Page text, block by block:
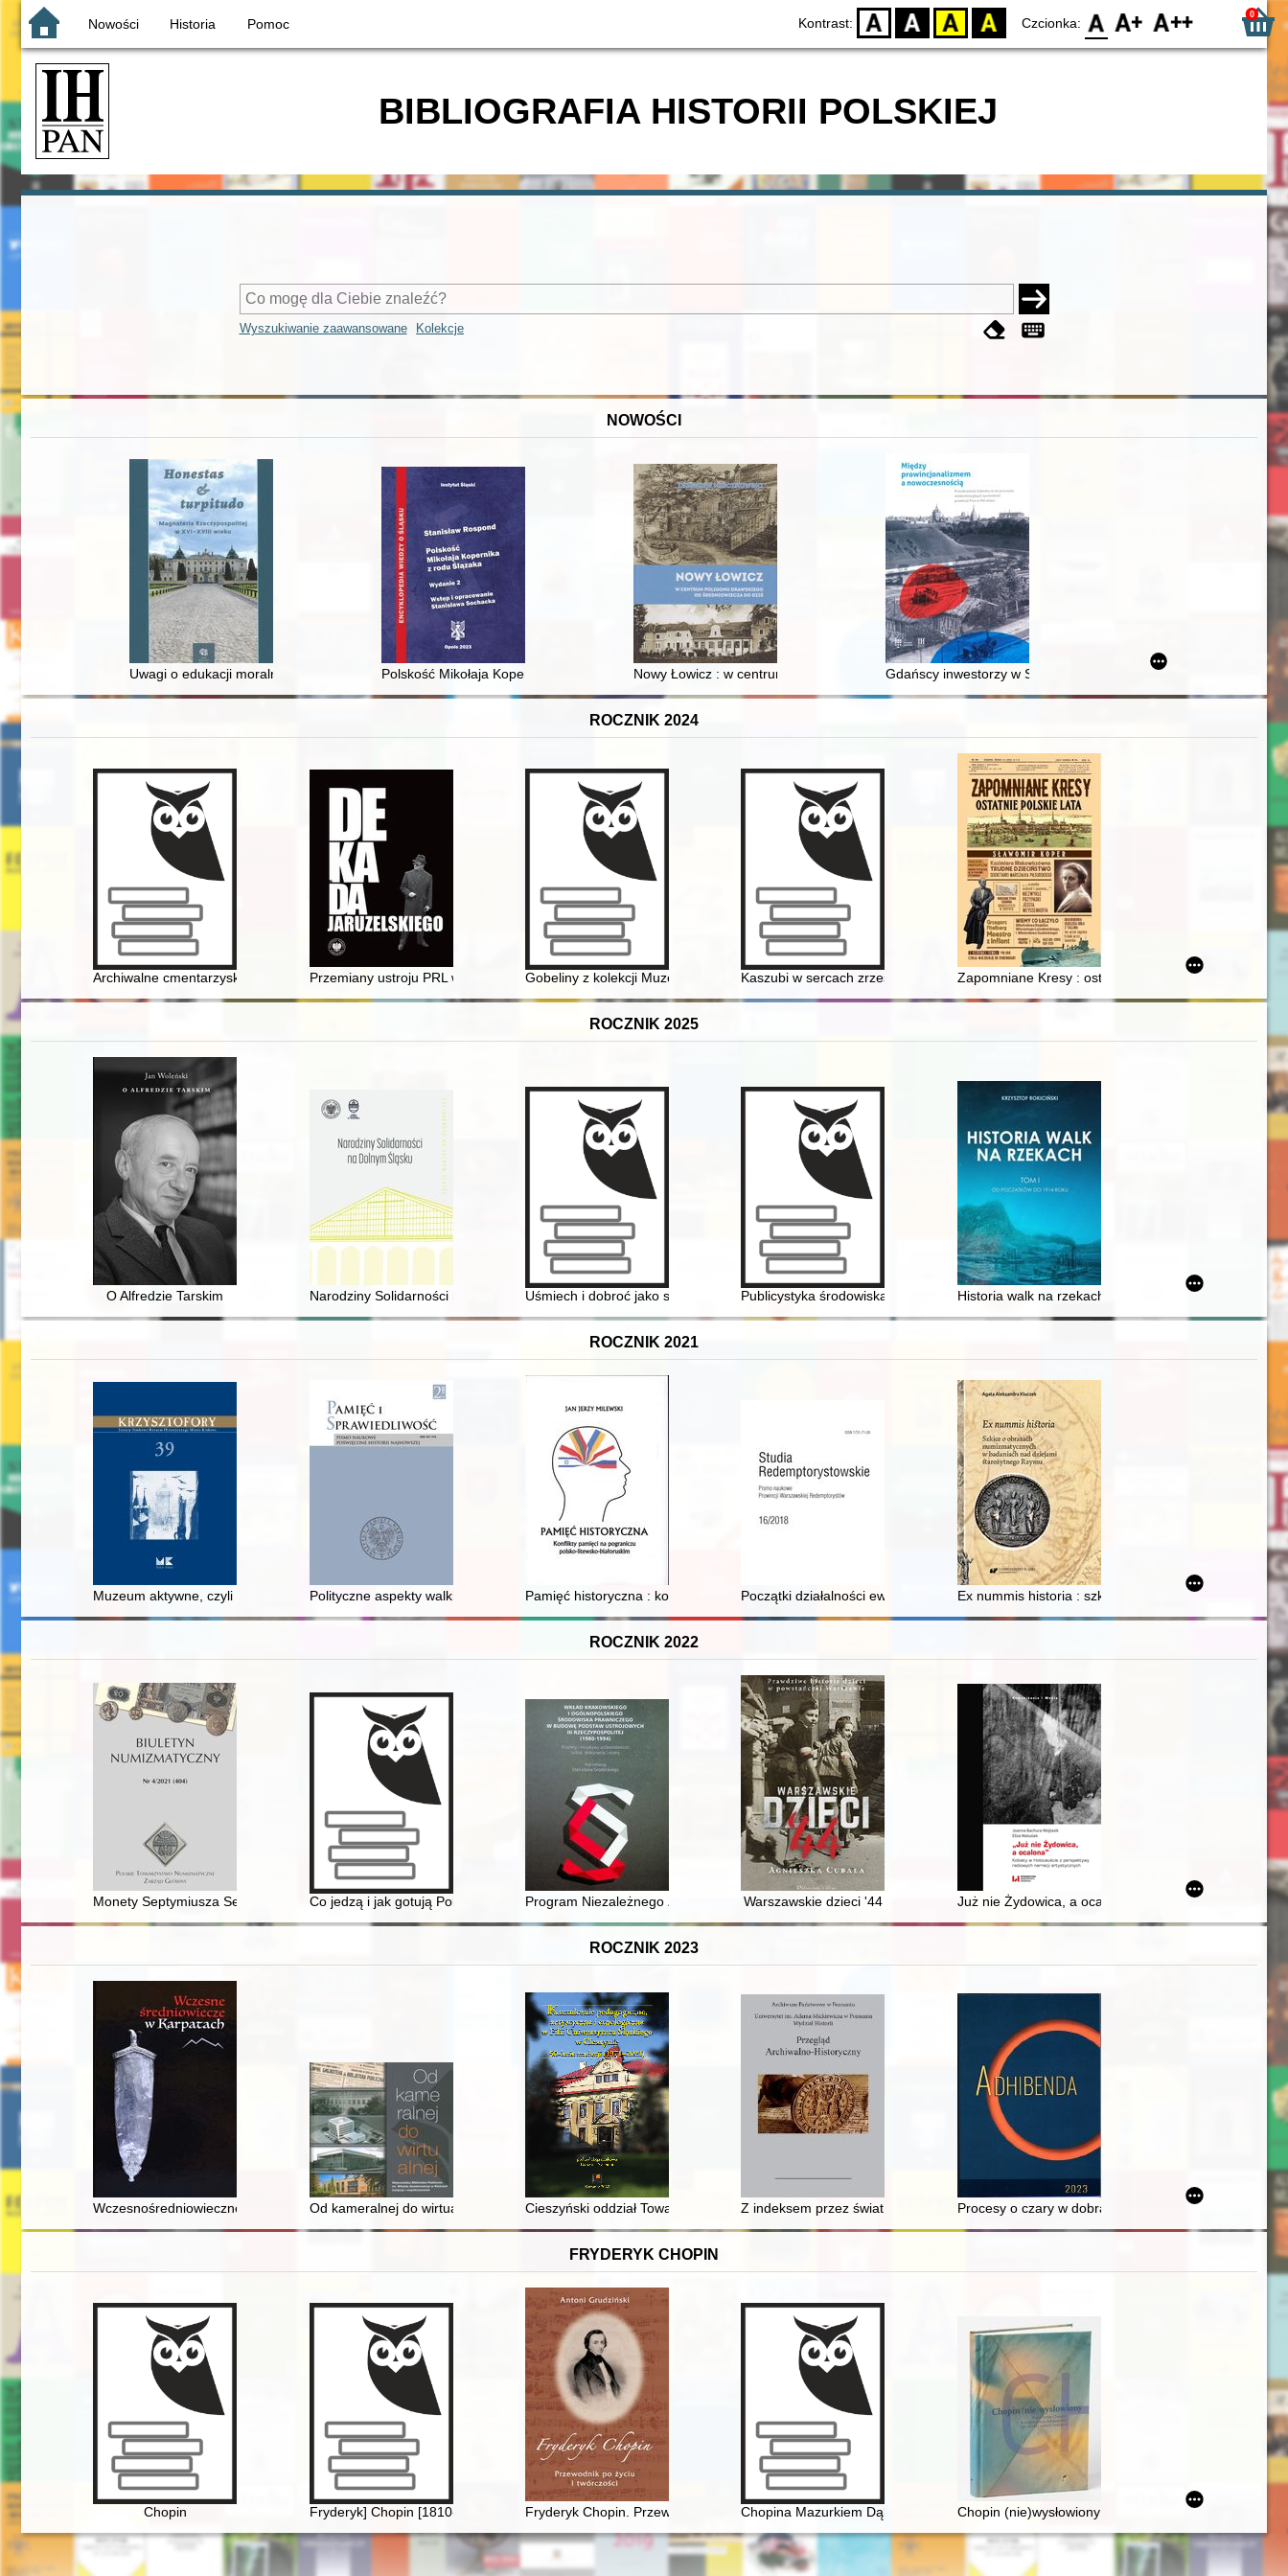
Nowości Historia Pomoc Kontrast: D BW YB BY Czcionka: F0 F1 F2 0
BIBLIOGRAFIA HISTORII POLSKIEJ
Wyszukiwanie zaawansowane Kolekcje
NOWOŚCI
Uwagi o edukacji moralnej synów szlacheckich w XVI-wiecznej Rzeczypospolitej
Polskość Mikołaja Kopernika z rodu ŚlązakaNowy Łowicz : w centrum poligonu drawskiego od średniowiecza do dziśGdańscy inwestorzy w Sopocie : prestiż finansowy i towarzyski
ROCZNIK 2024
Archiwalne cmentarzysko w Zalcu (dawn. Salza, Kr. Lötzen) na Pojezierzu Mrągowskim odkryte na nowo : analiza zabytków z współczesnych badań powierzchniowych = Archival cemetery at
Przemiany ustroju PRL w latach osiemdziesiątychGobeliny z kolekcji Muzeum Jana Kochanowskiego w CzarnolesieKaszubi w sercach zrzeszeni od 2006 roku : piętnastolecie powstania Oddziału
Zapomniane Kresy : ostatnie polskie lata
ROCZNIK 2025
O Alfredzie Tarskim Narodziny Solidarności na Dolnym ŚląskuUśmiech i dobroć jako sposób komunikacji w parafii pw. św. Michała Archanioła w Lipuszu
Publicystyka środowiska Niezależnej Grupy Politycznej i Ruchu Narodowego w latach 70.
Historia walk na rzekach. T. 1,
ROCZNIK 2021
Muzeum aktywne, czyli Słów kilka o społecznej odpowiedzialności instytucji muzealnych i innych wyzwaniach współczesności stojących przed nimi
Polityczne aspekty walki o kształt granicy wschodniej II Rzeczypospolitej : (1918 - kwiecień 1920 r.)
Pamięć historyczna : konflikty pamięci na pograniczu polsko-litewsko-białoruskim
Początki działalności ewangelizacyjnej Zgromadzenia Najświętszego Odkupiciela w
Ex nummis historia : szkice o obrazach
ROCZNIK 2022
Monety Septymiusza Sewera z utensyliami augurów i wyobrażeniem jego synów jako przykład polityki dynastycznej władcy
Co jedzą i jak gotują Polacy na Brasławszczyźnie? : słownictwo i słowotwórstwo gwarowe = What do Poles in Braslaw region eat and how do they cook? :
Program Niezależnego Zrzeszenia Studentów jako wsparcie dla działań "Solidarności" w procesie reformowania Polski
Warszawskie dzieci '44 Już nie Żydowica, a ocalona" : kobiety w
ROCZNIK 2023
Wczesnośredniowieczne grodziska w Bojnej : 15 lat badań archeologicznych
Od kameralnej do wirtualnej : Wojewódzka Biblioteka Publiczna im. Witolda Gombrowicza w Kielcach : tradycja i współczesność
Cieszyński oddział Towarzystwa Miłośników Języka Polskiego
Z indeksem przez świat - recenzja] Procesy o czary w dobrach międzychodzkich Unrugów
FRYDERYK CHOPIN
Chopin Fryderyk] Chopin [1810-1849] i George Sand [1804-1876] miłość nie od pierwszego spojrzenia
Fryderyk Chopin. Przewodnik po życiu i twórczościChopina Mazurkiem Dąbrowskiego urzeczenieChopin (nie)wysłowiony : wokół listów Chopina... :